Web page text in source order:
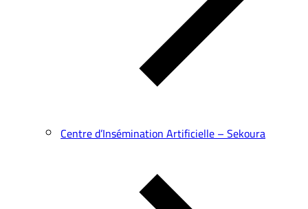
Centre d’Insémination Artificielle – Sekoura